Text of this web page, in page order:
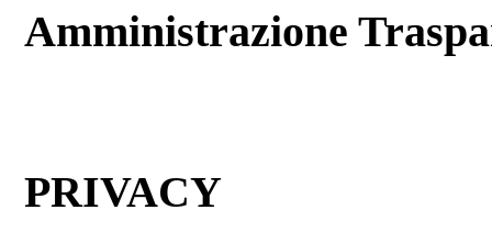
Amministrazione
PRIVACY